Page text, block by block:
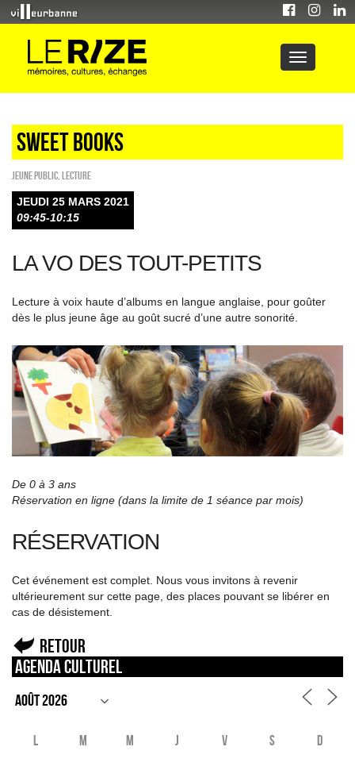
Sweet Books
Jeune public Lecture
JEUDI 25 MARS 2021
09:45-10:15
LA VO DES TOUT-PETITS
Lecture à voix haute d’albums en langue anglaise, pour goûter
dès le plus jeune âge au goût sucré d’une autre sonorité.
De 0 à 3 ans
Réservation en ligne (dans la limite de 1 séance par mois)
RÉSERVATION
Cet événement est complet. Nous vous invitons à revenir
ultérieurement sur cette page, des places pouvant se libérer en
cas de désistement.
Retour
Agenda culturel
L M M J V S D